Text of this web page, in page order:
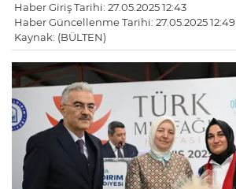
Haber Giriş Tarihi: 27.05.2025 12:43
Haber Güncellenme Tarihi: 27.05.2025 12:49
Kaynak: (BÜLTEN)